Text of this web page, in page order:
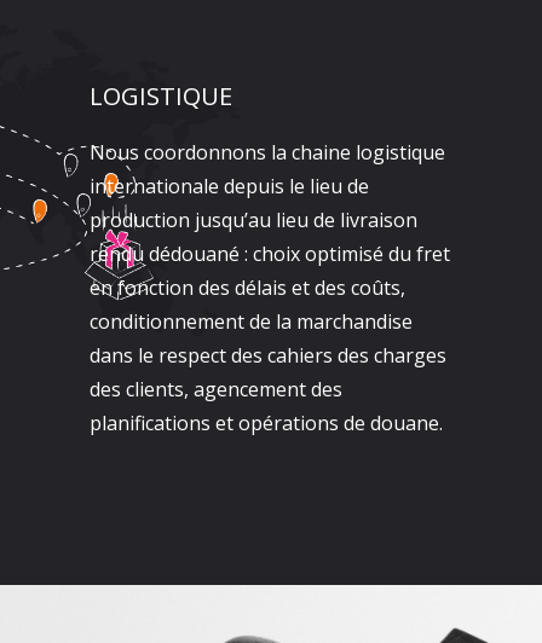
LOGISTIQUE
Nous coordonnons la chaine logistique
internationale depuis le lieu de
production jusqu’au lieu de livraison
rendu dédouané : choix optimisé du fret
en fonction des délais et des coûts,
conditionnement de la marchandise
dans le respect des cahiers des charges
des clients, agencement des
planifications et opérations de douane.